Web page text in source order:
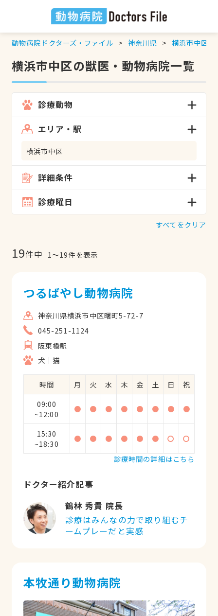
動物病院ドクターズ・ファイル 神奈川県 横浜市中区
横浜市中区の獣医・動物病院一覧
診療動物
エリア・駅
横浜市中区
詳細条件
診療曜日
すべてをクリア
19件中 1〜19件を表示
つるばやし動物病院
神奈川県横浜市中区曙町5-72-7
045-251-1124
阪東橋駅
犬
猫
時間 月 火 水 木 金 土 日
祝
09:00
~12:00
● ● ● ● ● ● ● ●
15:30
~18:30
● ● ● ● ● ● 〇
〇
診療時間の詳細はこちら
ドクター紹介記事
鶴林 秀貴 院長
診療はみんなの力で取り組むチ
ームプレーだと実感
本牧通り動物病院